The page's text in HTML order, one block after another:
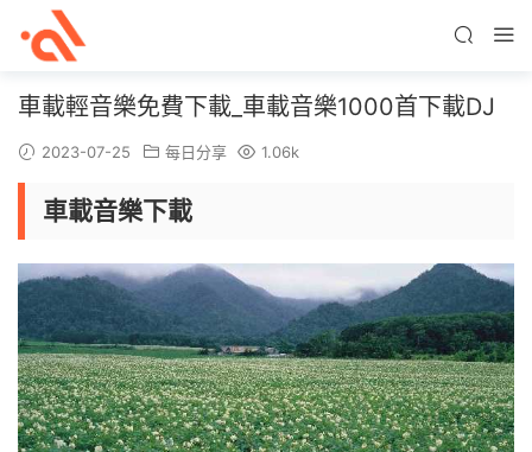
車載輕音樂免費下載_車載音樂1000首下載DJ
2023-07-25 每日分享 1.06k
車載音樂下載